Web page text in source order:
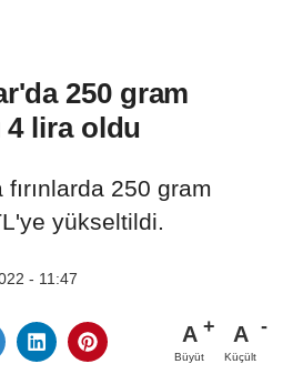
250 gram
4 lira oldu
250 gram
yükseltildi.
- 11:47
A
Büyüt
A
Küçült